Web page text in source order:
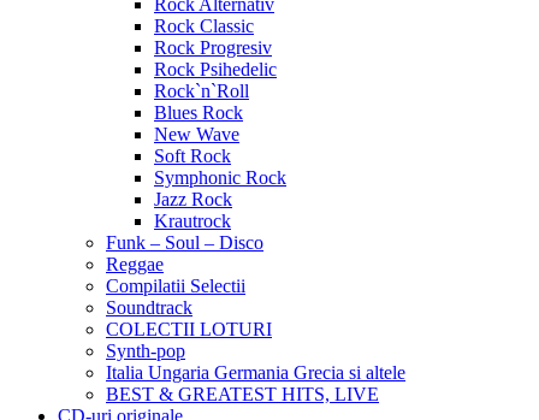
Rock Alternativ
Rock Classic
Rock Progresiv
Rock Psihedelic
Rock`n`Roll
Blues Rock
New Wave
Soft Rock
Symphonic Rock
Jazz Rock
Krautrock
Funk – Soul – Disco
Reggae
Compilatii Selectii
Soundtrack
COLECTII LOTURI
Synth-pop
Italia Ungaria Germania Grecia si altele
BEST & GREATEST HITS, LIVE
CD-uri originale